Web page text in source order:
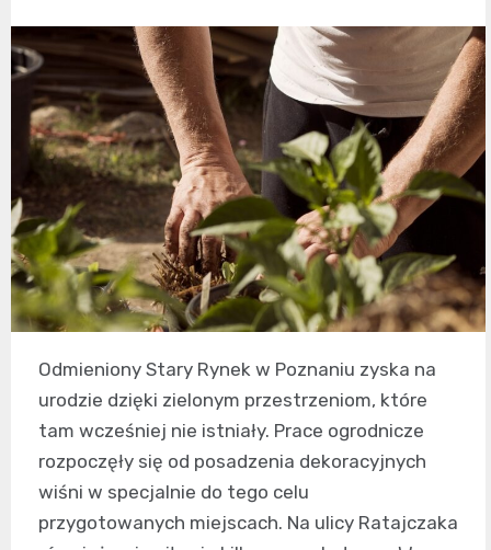
Odmieniony Stary Rynek w Poznaniu zyska na
urodzie dzięki zielonym przestrzeniom, które
tam wcześniej nie istniały. Prace ogrodnicze
rozpoczęły się od posadzenia dekoracyjnych
wiśni w specjalnie do tego celu
przygotowanych miejscach. Na ulicy Ratajczaka